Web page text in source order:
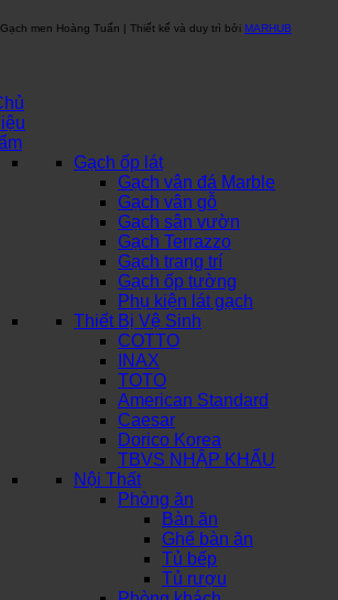
men Hoàng Tuấn | Thiết kế và duy trì bởi MARHUB
Gạch ốp lát
Gạch vân đá Marble
Gạch vân gỗ
Gạch sân vườn
Gạch Terrazzo
Gạch trang trí
Gạch ốp tường
Phụ kiện lát gạch
Thiết Bị Vệ Sinh
COTTO
INAX
TOTO
American Standard
Caesar
Dorico Korea
TBVS NHẬP KHẨU
Nội Thất
Phòng ăn
Bàn ăn
Ghế bàn ăn
Tủ bếp
Tủ rượu